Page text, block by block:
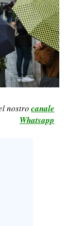
nostro canale
Whatsapp